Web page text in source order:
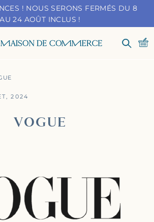
! NOUS SERONS FERMÉS DU 8
AU 24 AOÛT INCLUS !
2024
VOGUE